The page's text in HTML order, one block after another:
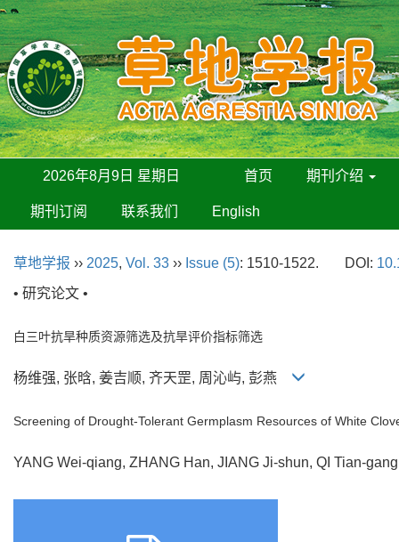
2026年8月9日 星期日 首页 期刊介绍
期刊订阅 联系我们 English
草地学报 ›› 2025, Vol. 33 ›› Issue (5): 1510-1522. DOI:
• 研究论文 •
白三叶抗旱种质资源筛选及抗旱评价指标筛选
杨维强, 张晗, 姜吉顺, 齐天罡, 周沁屿, 彭燕
Screening of Drought-Tolerant Germplasm Resources of White
YANG Wei-qiang, ZHANG Han, JIANG Ji-shun, QI Tian-